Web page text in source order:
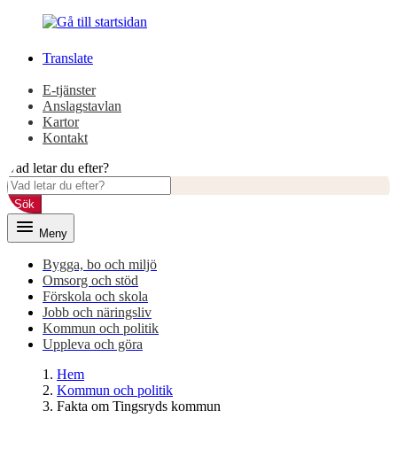
innehåll
huvudmeny
Translate
E-tjänster
Anslagstavlan
Kartor
Kontakt
Vad letar du efter?
Sök
Meny
Bygga, bo och miljö
Omsorg och stöd
Förskola och skola
Jobb och näringsliv
Kommun och politik
Uppleva och göra
Hem
Kommun och politik
Fakta om Tingsryds kommun